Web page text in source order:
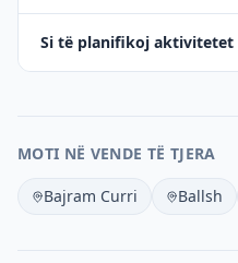
Si të planifikoj aktivitetet
MOTI NË VENDE TË TJERA
Bajram Curri Ballsh